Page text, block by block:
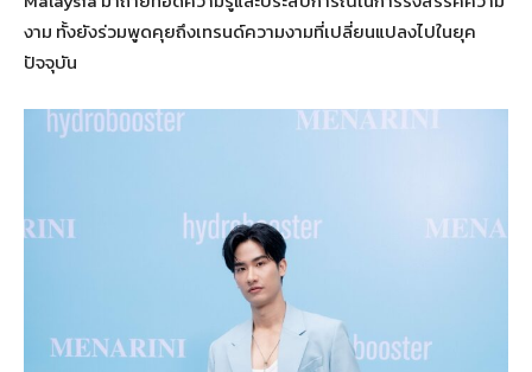
งาม ทั้งยังร่วมพูดคุยถึงเทรนด์ความงามที่เปลี่ยนแปลงไปในยุค
ปัจจุบัน